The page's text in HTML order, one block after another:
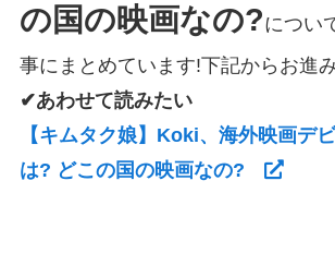
の国の映画なの?につい
事にまとめています!下記からお進
✔あわせて読みたい
【キムタク娘】Koki、海外映画デ
は? どこの国の映画なの?